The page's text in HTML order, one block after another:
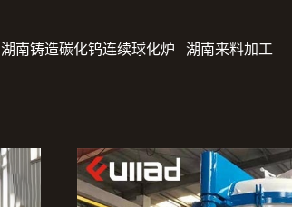
湖南铸造碳化钨连续球化炉 湖南来料加工